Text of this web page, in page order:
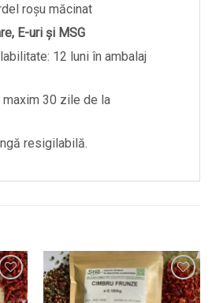
roșu măcinat
E-uri și MSG
12 luni în ambalaj
30 zile de la
resigilabilă.
ADAUGĂ ÎN WISHLIST